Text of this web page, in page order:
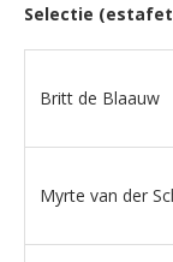
Selectie
Britt de Blaauw
Myrte van der